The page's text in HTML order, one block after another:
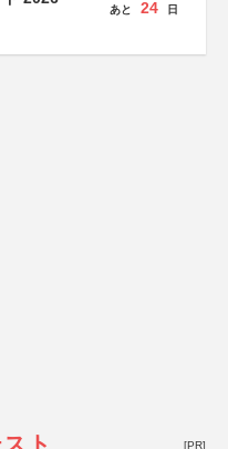
あと 24 日
[PR]